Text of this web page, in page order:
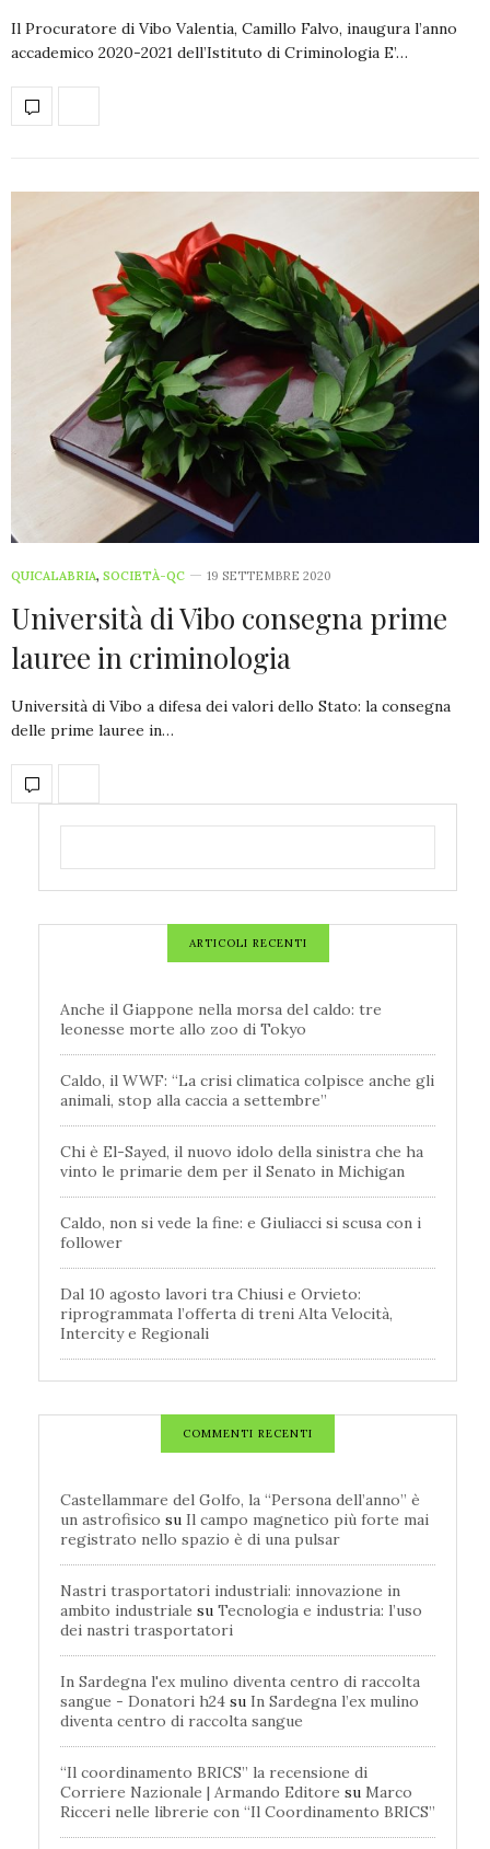
Il Procuratore di Vibo Valentia, Camillo Falvo, inaugura l’anno
accademico 2020-2021 dell’Istituto di Criminologia E’…
QUICALABRIA, SOCIETÀ-QC 19 SETTEMBRE 2020
Università di Vibo consegna prime
lauree in criminologia
Università di Vibo a difesa dei valori dello Stato: la consegna
delle prime lauree in…
ARTICOLI RECENTI
Anche il Giappone nella morsa del caldo: tre
leonesse morte allo zoo di Tokyo
Caldo, il WWF: “La crisi climatica colpisce anche gli
animali, stop alla caccia a settembre”
Chi è El-Sayed, il nuovo idolo della sinistra che ha
vinto le primarie dem per il Senato in Michigan
Caldo, non si vede la fine: e Giuliacci si scusa con i
follower
Dal 10 agosto lavori tra Chiusi e Orvieto:
riprogrammata l’offerta di treni Alta Velocità,
Intercity e Regionali
COMMENTI RECENTI
Castellammare del Golfo, la “Persona dell’anno” è
un astrofisico su Il campo magnetico più forte mai
registrato nello spazio è di una pulsar
Nastri trasportatori industriali: innovazione in
ambito industriale su Tecnologia e industria: l’uso
dei nastri trasportatori
In Sardegna l'ex mulino diventa centro di raccolta
sangue - Donatori h24 su In Sardegna l’ex mulino
diventa centro di raccolta sangue
“Il coordinamento BRICS” la recensione di
Corriere Nazionale | Armando Editore su Marco
Ricceri nelle librerie con “Il Coordinamento BRICS”